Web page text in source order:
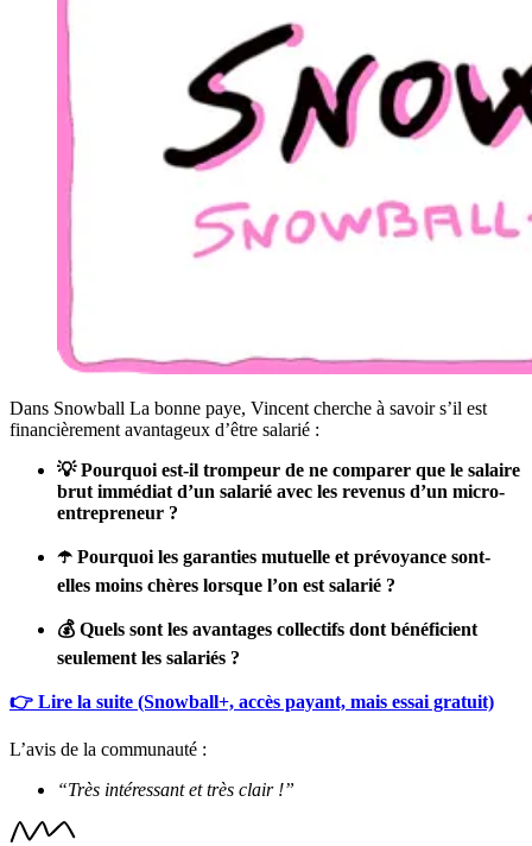
Dans Snowball La bonne paye, Vincent cherche à savoir s’il est
financièrement avantageux d’être salarié :
💡 Pourquoi est-il trompeur de ne comparer que le salaire
brut immédiat d’un salarié avec les revenus d’un micro-
entrepreneur ?
☂️ Pourquoi les garanties mutuelle et prévoyance sont-
elles moins chères lorsque l’on est salarié ?
💰 Quels sont les avantages collectifs dont bénéficient
seulement les salariés ?
👉 Lire la suite (Snowball+, accès payant, mais essai gratuit)
L’avis de la communauté :
“Très intéressant et très clair !”